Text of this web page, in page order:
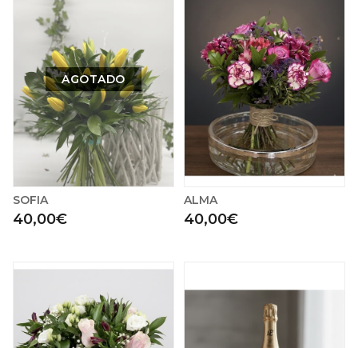
AGOTADO
SOFIA
40,00€
ALMA
40,00€